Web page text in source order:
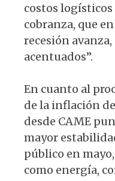
costos logísticos
cobranza, que
recesión
acentuados”.
En cuanto al
de la inflación
desde CAME
mayor
público en
como energía,